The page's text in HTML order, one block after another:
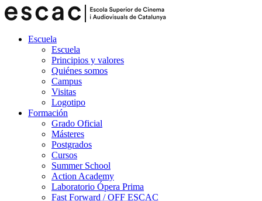
Escuela
Escuela
Principios y valores
Quiénes somos
Campus
Visitas
Logotipo
Formación
Grado Oficial
Másteres
Postgrados
Cursos
Summer School
Action Academy
Laboratorio Ópera Prima
Fast Forward / OFF ESCAC